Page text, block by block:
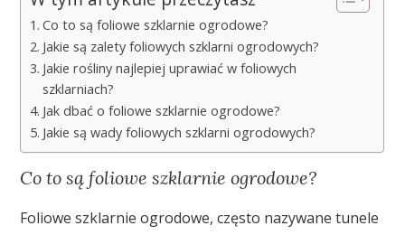
Co to są foliowe szklarnie ogrodowe?
Jakie są zalety foliowych szklarni ogrodowych?
Jakie rośliny najlepiej uprawiać w foliowych
szklarniach?
Jak dbać o foliowe szklarnie ogrodowe?
Jakie są wady foliowych szklarni ogrodowych?
Co to są foliowe szklarnie ogrodowe?
Foliowe szklarnie ogrodowe, często nazywane tunele